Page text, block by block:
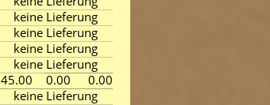
keine Lieferung
keine Lieferung
keine Lieferung
keine Lieferung
45.00 0.00
0.00
keine Lieferung